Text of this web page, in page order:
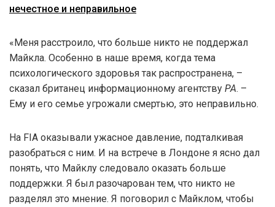
нечестное и неправильное
«Меня расстроило, что больше никто не поддержал
Майкла. Особенно в наше время, когда тема
психологического здоровья так распространена, –
сказал британец информационному агентству PA. –
Ему и его семье угрожали смертью, это неправильно.
На FIA оказывали ужасное давление, подталкивая
разобраться с ним. И на встрече в Лондоне я ясно дал
понять, что Майклу следовало оказать больше
поддержки. Я был разочарован тем, что никто не
разделял это мнение. Я поговорил с Майклом, чтобы